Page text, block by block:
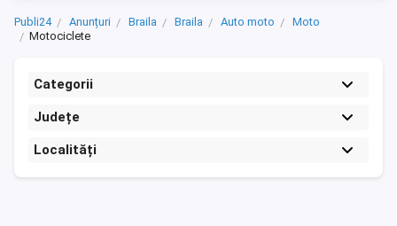
Publi24 Anunțuri Braila Braila Auto moto
Moto
Motociclete
Categorii
Județe
Localități